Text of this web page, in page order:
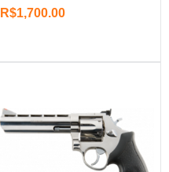
R$1,700.00